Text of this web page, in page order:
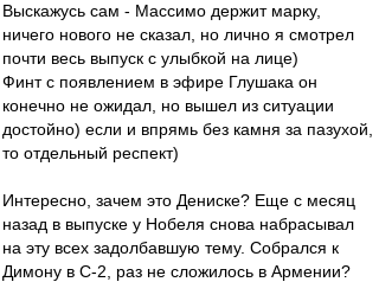
Выскажусь сам - Массимо держит марку,
ничего нового не сказал, но лично я смотрел
почти весь выпуск с улыбкой на лице)
Финт с появлением в эфире Глушака он
конечно не ожидал, но вышел из ситуации
достойно) если и впрямь без камня за пазухой,
то отдельный респект)
Интересно, зачем это Дениске? Еще с месяц
назад в выпуске у Нобеля снова набрасывал
на эту всех задолбавшую тему. Собрался к
Димону в С-2, раз не сложилось в Армении?